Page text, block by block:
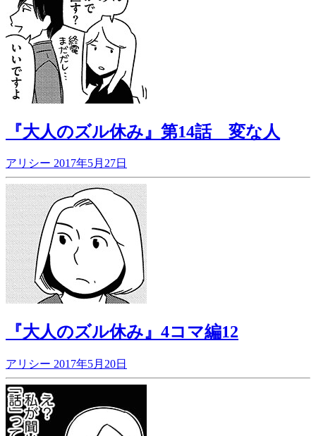
『大人のズル休み』第14話 変な人
アリシー 2017年5月27日
『大人のズル休み』4コマ編12
アリシー 2017年5月20日